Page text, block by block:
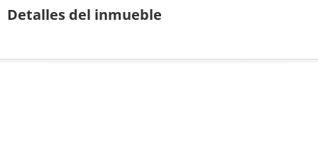
Detalles del inmueble